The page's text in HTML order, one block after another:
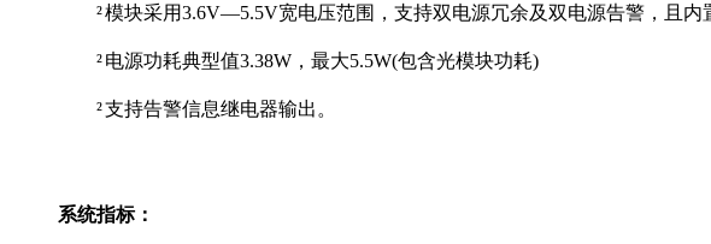
²模块采用3.6V—5.5V宽电压范围，支持双电源冗余及双电源告警，且内
²电源功耗典型值3.38W，最大5.5W(包含光模块功耗)
²支持告警信息继电器输出。
系统指标：